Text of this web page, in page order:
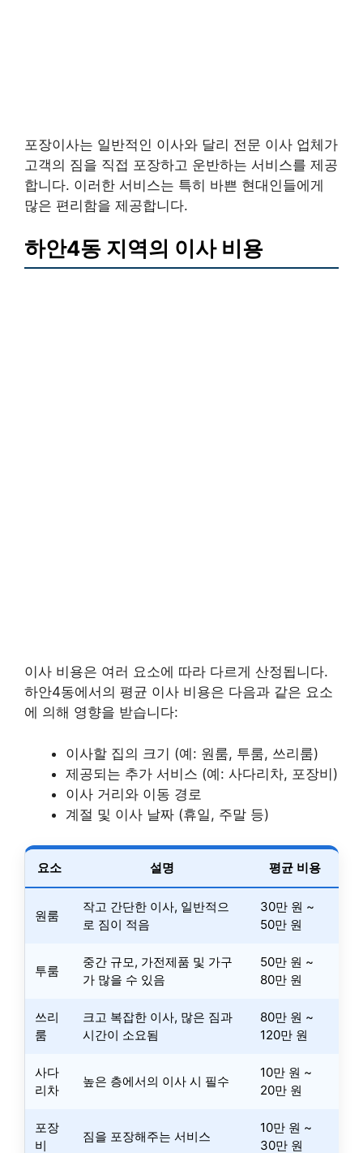
포장이사는 일반적인 이사와 달리 전문 이사 업체가
고객의 짐을 직접 포장하고 운반하는 서비스를 제공
합니다. 이러한 서비스는 특히 바쁜 현대인들에게
많은 편리함을 제공합니다.
하안4동 지역의 이사 비용
이사 비용은 여러 요소에 따라 다르게 산정됩니다.
하안4동에서의 평균 이사 비용은 다음과 같은 요소
에 의해 영향을 받습니다:
이사할 집의 크기 (예: 원룸, 투룸, 쓰리룸)
제공되는 추가 서비스 (예: 사다리차, 포장비)
이사 거리와 이동 경로
계절 및 이사 날짜 (휴일, 주말 등)
요소 설명 평균 비용
원룸
작고 간단한 이사, 일반적으
로 짐이 적음
30만 원 ~
50만 원
투룸
중간 규모, 가전제품 및 가구
가 많을 수 있음
50만 원 ~
80만 원
쓰리
룸
크고 복잡한 이사, 많은 짐과
시간이 소요됨
80만 원 ~
120만 원
사다
리차
높은 층에서의 이사 시 필수
10만 원 ~
20만 원
포장
비
짐을 포장해주는 서비스
10만 원 ~
30만 원